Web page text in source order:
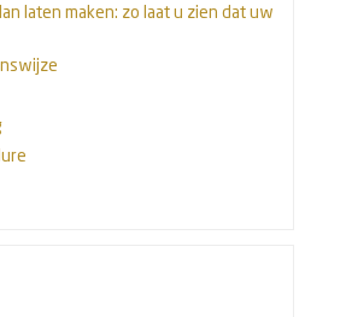
laten maken: zo laat u zien dat uw